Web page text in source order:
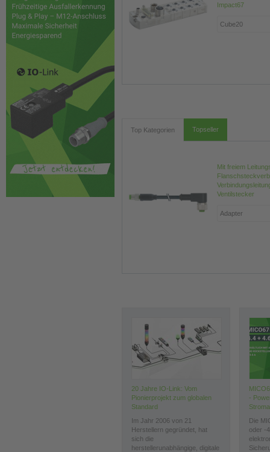
Impact67
Top Kategorien Topseller
Mit freiem
Ventilstecker
20 Jahre IO-Link: Vom
Pionierprojekt zum globalen
Standard
Im Jahr 2006 von 21
Herstellern gegründet, hat
sich die
herstellerunabhängige, digitale
-
Die
oder -